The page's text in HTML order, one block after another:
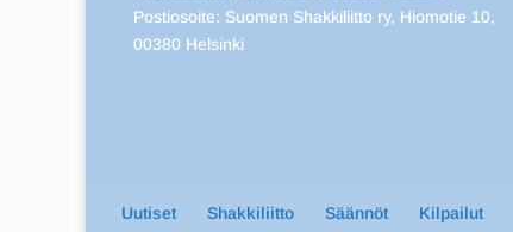
Postiosoite: Suomen Shakkiliitto ry, Hiomotie 10,
00380 Helsinki
Uutiset Shakkiliitto Säännöt Kilpailut